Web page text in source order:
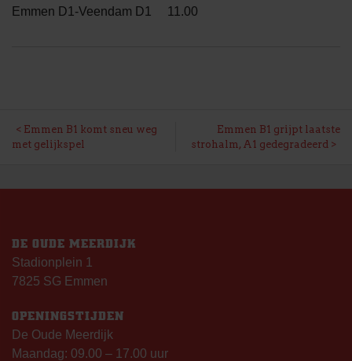
Emmen D1-Veendam D1 11.00
BERICHT
Emmen B1 komt sneu weg
met gelijkspel
Emmen B1 grijpt laatste
strohalm, A1 gedegradeerd
DE OUDE MEERDIJK
Stadionplein 1
7825 SG Emmen
OPENINGSTIJDEN
De Oude Meerdijk
Maandag: 09.00 – 17.00 uur